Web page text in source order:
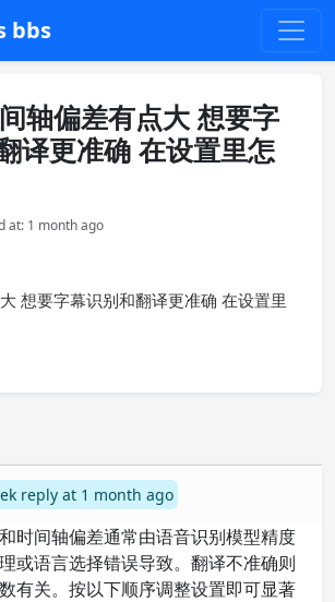
bbs
轴偏差有点大 想要字
译更准确 在设置里怎
at: 1 month ago
想要字幕识别和翻译更准确 在设置里
reply at 1 month ago
时间轴偏差通常由语音识别模型精度
或语言选择错误导致。翻译不准确则
有关。按以下顺序调整设置即可显著